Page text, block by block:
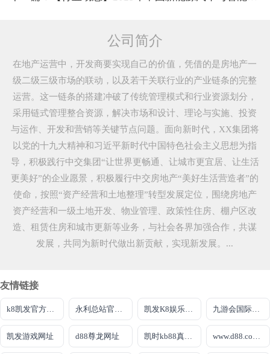
公司简介
在地产运营中，开发商要实现自己的价值，凭借的是房地产一
级二级三级市场的联动，以及若干关联行业的产业链条的完整
运营。这一链条的搭建冲破了传统管理模式和行业资源划分，
采用链式管理整合资源，解决市场和设计、理论与实施、投资
与运作、开发和营销等关键节点问题。面向新时代，XX集团将
以党的十九大精神和习近平新时代中国特色社会主义思想为指
导，积极践行中交集团“让世界更畅通、让城市更宜居、让生活
更美好”的企业愿景，积极履行中交房地产“美好生活营造者”的
使命，按照“资产经营和土地整理”转型发展定位，围绕房地产
资产经营和一级土地开发、物业管理、政策性住房、棚户区改
造、租赁住房和城市更新等业务，与社会各界加强合作，共谋
发展，共同为新时代做出新贡献，实现新发展。...
友情链接
凯发游戏网址 d88尊龙网址